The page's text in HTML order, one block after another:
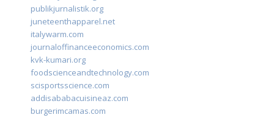
publikjurnalistik.org
juneteenthapparel.net
italywarm.com
journaloffinanceeconomics.com
kvk-kumari.org
foodscienceandtechnology.com
scisportsscience.com
addisababacuisineaz.com
burgerimcamas.com